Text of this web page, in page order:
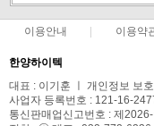
이용안내 이용약
한양하이텍
대표 : 이기훈 ㅣ 개인정보 보
사업자 등록번호 : 121-16-
통신판매업신고번호 : 제